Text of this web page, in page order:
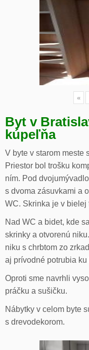
«
Byt v
kúpeľňa
V byte v starom meste
Priestor bol trošku
ním. Pod
s dvoma zásuvkami a
WC. Skrinka je v bielej
Nad WC a bidet, kde
skrinky a otvorenú
niku s chrbtom zo
aj prívodné potrubia ku
Oproti sme navrhli
práčku a sušičku.
Nábytky v celom byte
s drevodekorom.